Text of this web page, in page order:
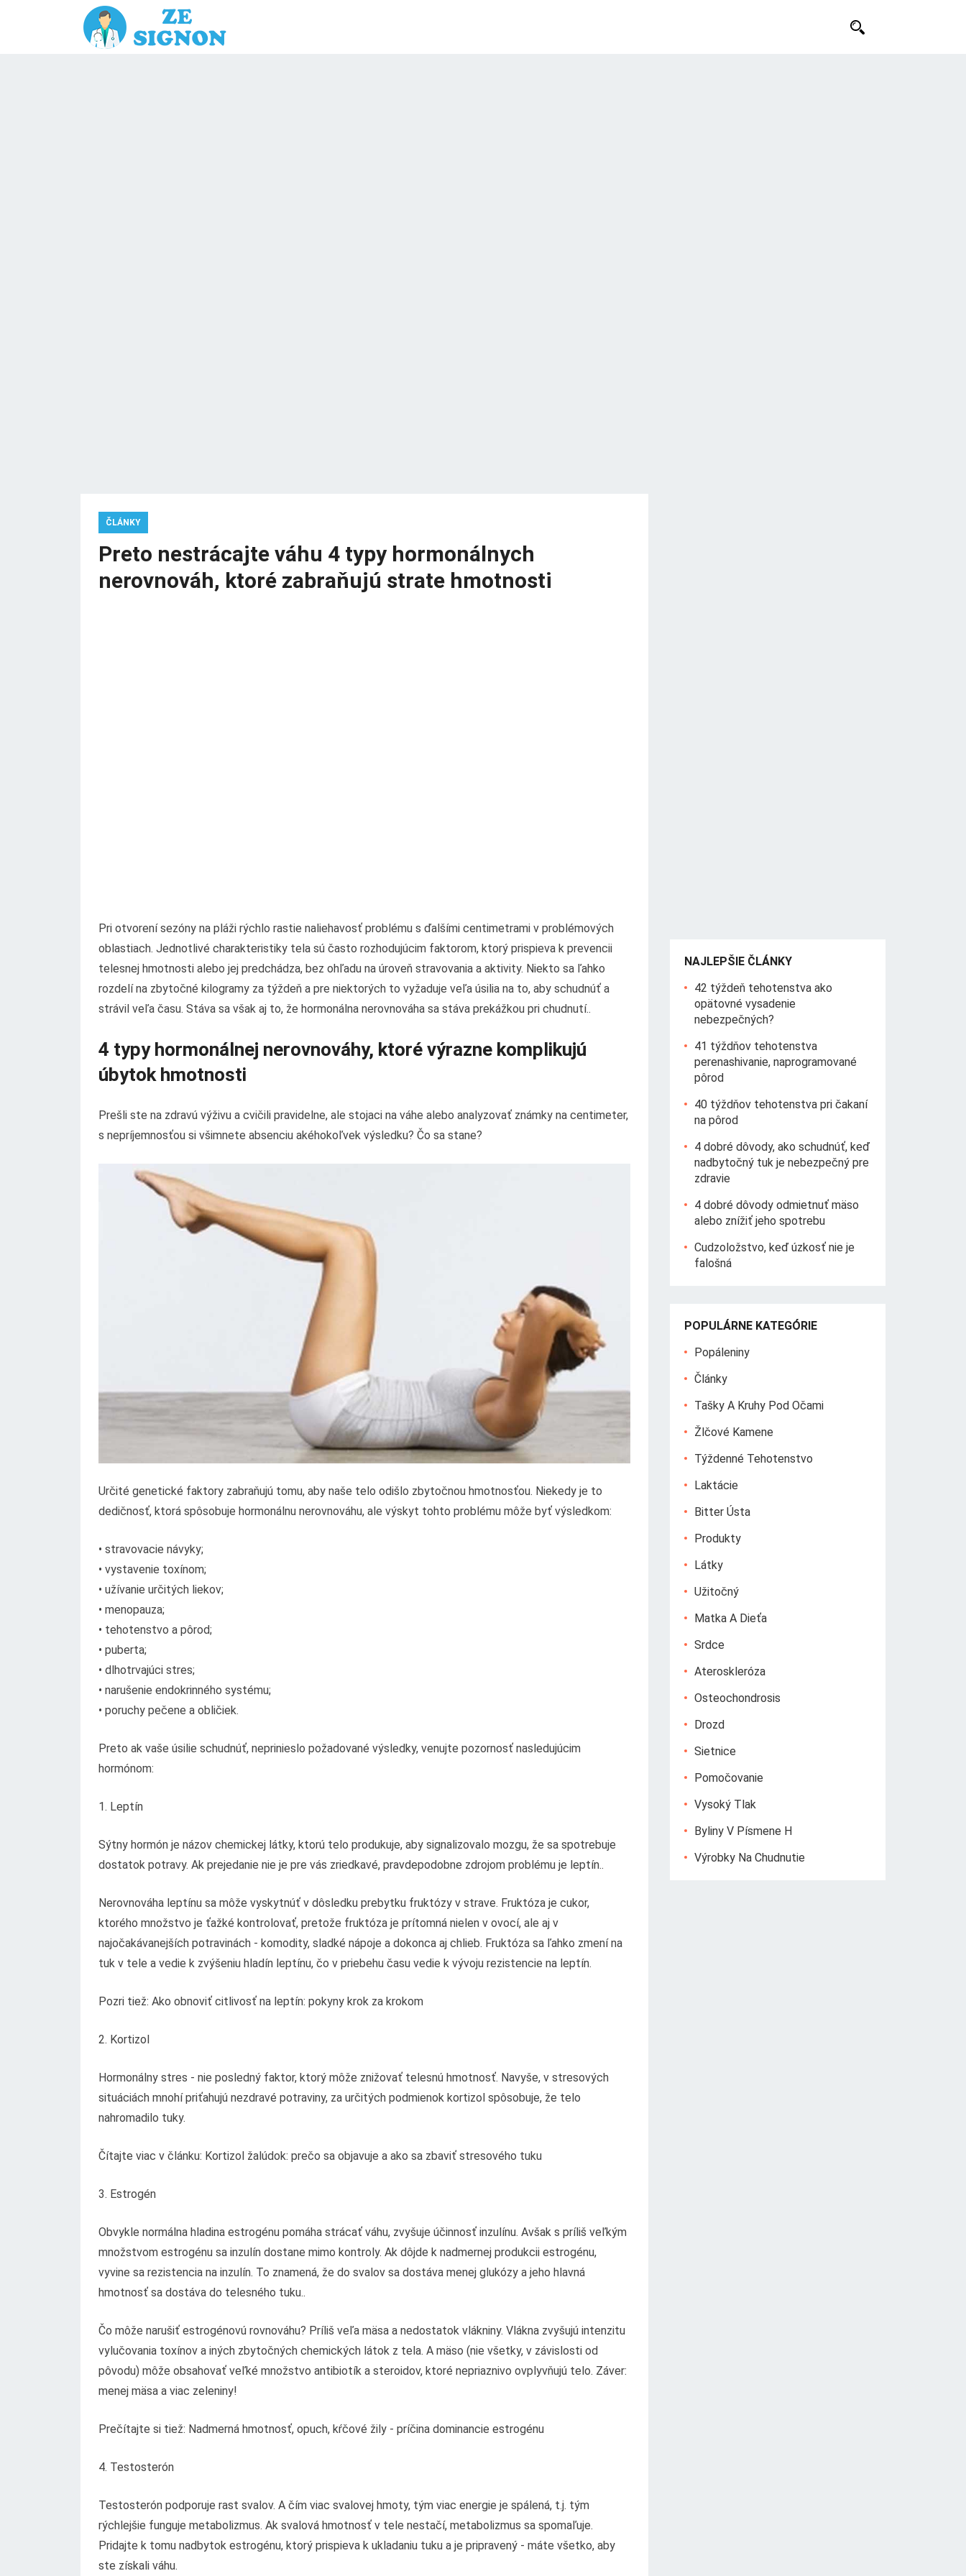
ČLÁNKY
Preto nestrácajte váhu 4 typy hormonálnych
nerovnováh, ktoré zabraňujú strate hmotnosti
Pri otvorení sezóny na pláži rýchlo rastie naliehavosť problému s ďalšími centimetrami v problémových
oblastiach. Jednotlivé charakteristiky tela sú často rozhodujúcim faktorom, ktorý prispieva k prevencii
telesnej hmotnosti alebo jej predchádza, bez ohľadu na úroveň stravovania a aktivity. Niekto sa ľahko
rozdelí na zbytočné kilogramy za týždeň a pre niektorých to vyžaduje veľa úsilia na to, aby schudnúť a
strávil veľa času. Stáva sa však aj to, že hormonálna nerovnováha sa stáva prekážkou pri chudnutí..
4 typy hormonálnej nerovnováhy, ktoré výrazne komplikujú
úbytok hmotnosti
Prešli ste na zdravú výživu a cvičili pravidelne, ale stojaci na váhe alebo analyzovať známky na centimeter,
s nepríjemnosťou si všimnete absenciu akéhokoľvek výsledku? Čo sa stane?
Určité genetické faktory zabraňujú tomu, aby naše telo odišlo zbytočnou hmotnosťou. Niekedy je to
dedičnosť, ktorá spôsobuje hormonálnu nerovnováhu, ale výskyt tohto problému môže byť výsledkom:
• stravovacie návyky;
• vystavenie toxínom;
• užívanie určitých liekov;
• menopauza;
• tehotenstvo a pôrod;
• puberta;
• dlhotrvajúci stres;
• narušenie endokrinného systému;
• poruchy pečene a obličiek.
Preto ak vaše úsilie schudnúť, neprinieslo požadované výsledky, venujte pozornosť nasledujúcim
hormónom:
1. Leptín
Sýtny hormón je názov chemickej látky, ktorú telo produkuje, aby signalizovalo mozgu, že sa spotrebuje
dostatok potravy. Ak prejedanie nie je pre vás zriedkavé, pravdepodobne zdrojom problému je leptín..
Nerovnováha leptínu sa môže vyskytnúť v dôsledku prebytku fruktózy v strave. Fruktóza je cukor,
ktorého množstvo je ťažké kontrolovať, pretože fruktóza je prítomná nielen v ovocí, ale aj v
najočakávanejších potravinách - komodity, sladké nápoje a dokonca aj chlieb. Fruktóza sa ľahko zmení na
tuk v tele a vedie k zvýšeniu hladín leptínu, čo v priebehu času vedie k vývoju rezistencie na leptín.
Pozri tiež: Ako obnoviť citlivosť na leptín: pokyny krok za krokom
2. Kortizol
Hormonálny stres - nie posledný faktor, ktorý môže znižovať telesnú hmotnosť. Navyše, v stresových
situáciách mnohí priťahujú nezdravé potraviny, za určitých podmienok kortizol spôsobuje, že telo
nahromadilo tuky.
Čítajte viac v článku: Kortizol žalúdok: prečo sa objavuje a ako sa zbaviť stresového tuku
3. Estrogén
Obvykle normálna hladina estrogénu pomáha strácať váhu, zvyšuje účinnosť inzulínu. Avšak s príliš veľkým
množstvom estrogénu sa inzulín dostane mimo kontroly. Ak dôjde k nadmernej produkcii estrogénu,
vyvine sa rezistencia na inzulín. To znamená, že do svalov sa dostáva menej glukózy a jeho hlavná
hmotnosť sa dostáva do telesného tuku..
Čo môže narušiť estrogénovú rovnováhu? Príliš veľa mäsa a nedostatok vlákniny. Vlákna zvyšujú intenzitu
vylučovania toxínov a iných zbytočných chemických látok z tela. A mäso (nie všetky, v závislosti od
pôvodu) môže obsahovať veľké množstvo antibiotík a steroidov, ktoré nepriaznivo ovplyvňujú telo. Záver:
menej mäsa a viac zeleniny!
Prečítajte si tiež: Nadmerná hmotnosť, opuch, kŕčové žily - príčina dominancie estrogénu
4. Testosterón
Testosterón podporuje rast svalov. A čím viac svalovej hmoty, tým viac energie je spálená, t.j. tým
rýchlejšie funguje metabolizmus. Ak svalová hmotnosť v tele nestačí, metabolizmus sa spomaľuje.
Pridajte k tomu nadbytok estrogénu, ktorý prispieva k ukladaniu tuku a je pripravený - máte všetko, aby
ste získali váhu.
NAJLEPŠIE ČLÁNKY
42 týždeň tehotenstva ako
opätovné vysadenie
nebezpečných?
41 týždňov tehotenstva
perenashivanie, naprogramované
pôrod
40 týždňov tehotenstva pri čakaní
na pôrod
4 dobré dôvody, ako schudnúť, keď
nadbytočný tuk je nebezpečný pre
zdravie
4 dobré dôvody odmietnuť mäso
alebo znížiť jeho spotrebu
Cudzoložstvo, keď úzkosť nie je
falošná
POPULÁRNE KATEGÓRIE
Popáleniny
Články
Tašky A Kruhy Pod Očami
Žlčové Kamene
Týždenné Tehotenstvo
Laktácie
Bitter Ústa
Produkty
Látky
Užitočný
Matka A Dieťa
Srdce
Ateroskleróza
Osteochondrosis
Drozd
Sietnice
Pomočovanie
Vysoký Tlak
Byliny V Písmene H
Výrobky Na Chudnutie